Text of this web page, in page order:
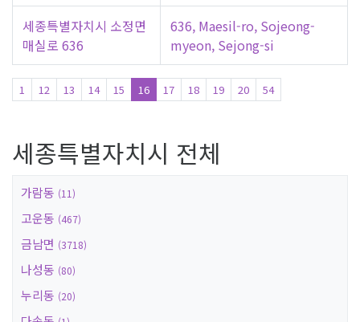
세종특별자치시 소정면
매실로 636
636, Maesil-ro, Sojeong-
myeon, Sejong-si
1 12 13 14 15 16 17 18 19 20 54
세종특별자치시 전체
가람동 (11)
고운동 (467)
금남면 (3718)
나성동 (80)
누리동 (20)